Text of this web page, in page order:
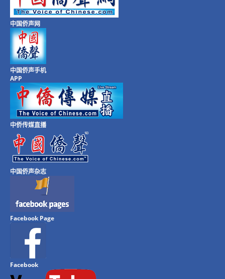
中国侨声网
中国侨声手机
APP
中侨传媒直播
中国侨声杂志
Facebook Page
Facebook